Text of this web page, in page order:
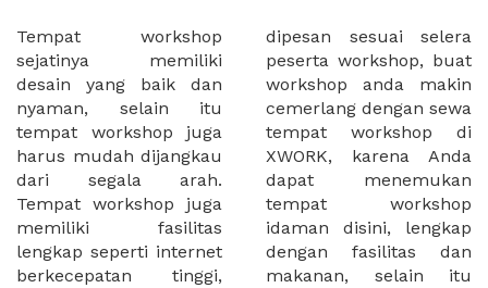
Tempat workshop
sejatinya memiliki
desain yang baik dan
nyaman, selain itu
tempat workshop juga
harus mudah dijangkau
dari segala arah.
Tempat workshop juga
memiliki fasilitas
lengkap seperti internet
berkecepatan tinggi,
dipesan sesuai selera
peserta workshop, buat
workshop anda makin
cemerlang dengan sewa
tempat workshop di
XWORK, karena Anda
dapat menemukan
tempat workshop
idaman disini, lengkap
dengan fasilitas dan
makanan, selain itu